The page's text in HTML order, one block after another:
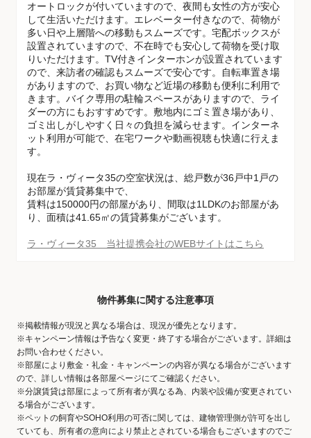
オートロックが付いていますので、夜間も女性の方が安心
して生活いただけます。エレベーター付きなので、荷物が
多い日や上層階への移動もスムーズです。宅配ボックスが
設置されていますので、不在時でも安心して荷物を受け取
りいただけます。TV付きインターホンが設置されています
ので、来訪者の確認もスムーズで安心です。自転車置き場
がありますので、お買い物など近場の移動も便利に利用で
きます。バイク専用の駐輪スペースがありますので、ライ
ダーの方にもおすすめです。敷地内にゴミ置き場があり、
ゴミ出しがしやすく日々の負担を減らせます。インターネ
ット利用が可能で、在宅ワークや動画視聴も快適に行えま
す。
現在ラ・ヴィータ35の空室状況は、総戸数が36戸中1戸の
お部屋が賃貸募集中で、
賃料は150000円の部屋があり、間取は1LDKのお部屋があ
り、面積は41.65㎡の賃貸募集がございます。
ラ・ヴィータ35 当社提携会社のWEBサイトはこちら
物件募集に関する注意事項
※掲載情報が現況と異なる場合は、現況が優先となります。
※キャンペーン情報は予告なく変更・終了する場合がございます。詳細は
お問い合わせください。
※部屋により敷金・礼金・キャンペーンの内容が異なる場合がございます
ので、詳しい情報は各部屋ページにてご確認ください。
※分譲賃貸は部屋によって所有者が異なる為、内装や設備が変更されてい
る場合がございます。
※ペットの飼育やSOHO利用の可否に関しては、建物管理側が許可を出し
ていても、所有者の意向により禁止とされている場合もございますのでご